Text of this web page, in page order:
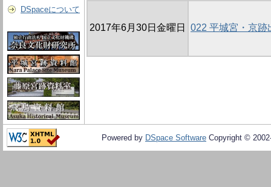
DSpaceについて
2017年6月30日金曜日 022 平城宮・京跡
Powered by DSpace Software Copyright ©